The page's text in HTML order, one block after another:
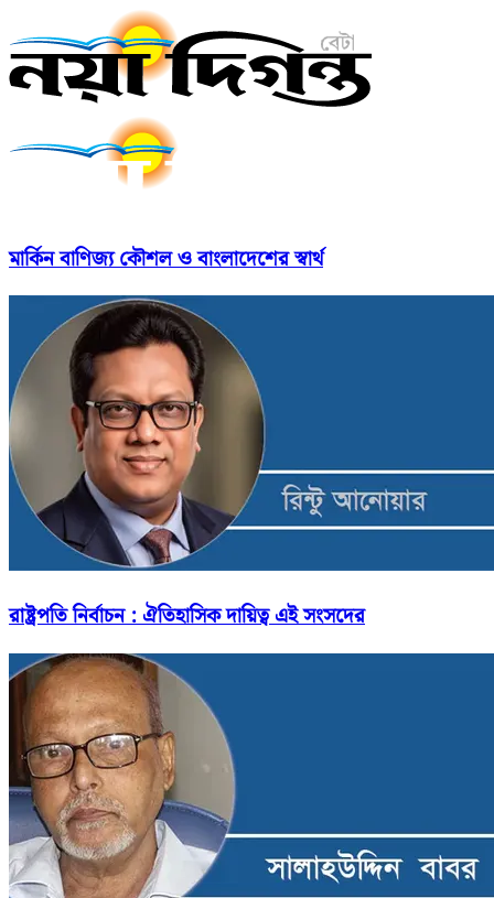
মার্কিন বাণিজ্য কৌশল ও বাংলাদেশের স্বার্থ
রাষ্ট্রপতি নির্বাচন : ঐতিহাসিক দায়িত্ব এই সংসদের